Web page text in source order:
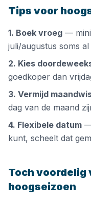
Tips voor
1. Boek vroeg —
juli/augustus soms
2. Kies
goedkoper dan
3. Vermijd
dag van de maand
4. Flexibele datum
kunt, scheelt dat
Toch voordelig
hoogseizoen